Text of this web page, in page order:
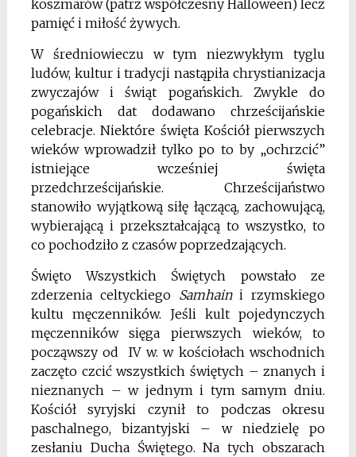
koszmarów (patrz współczesny Halloween) lecz
pamięć i miłość żywych.
W średniowieczu w tym niezwykłym tyglu
ludów, kultur i tradycji nastąpiła chrystianizacja
zwyczajów i świąt pogańskich. Zwykle do
pogańskich dat dodawano chrześcijańskie
celebracje. Niektóre święta Kościół pierwszych
wieków wprowadził tylko po to by „ochrzcić”
istniejące wcześniej święta
przedchrześcijańskie. Chrześcijaństwo
stanowiło wyjątkową siłę łączącą, zachowującą,
wybierającą i przekształcającą to wszystko, to
co pochodziło z czasów poprzedzających.
Święto Wszystkich Świętych powstało ze
zderzenia celtyckiego Samhaini rzymskiego
kultu męczenników. Jeśli kult pojedynczych
męczenników sięga pierwszych wieków, to
począwszy od IV w. w kościołach wschodnich
zaczęto czcić wszystkich świętych – znanych i
nieznanych – w jednym i tym samym dniu.
Kościół syryjski czynił to podczas okresu
paschalnego, bizantyjski – w niedzielę po
zesłaniu Ducha Świętego. Na tych obszarach